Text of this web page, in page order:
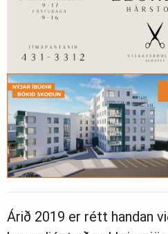
Árið 2019 er rétt handan